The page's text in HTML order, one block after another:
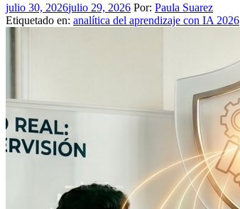
julio 30, 2026julio 29, 2026 Por: Paula Suarez
Etiquetado en: analítica del aprendizaje con IA 2026